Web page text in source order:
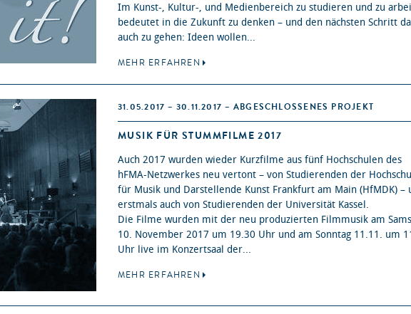
Im Kunst-, Kultur-, und Medienbereich zu studieren und zu
bedeutet in die Zukunft zu denken – und den nächsten Schritt
auch zu gehen: Ideen wollen...
MEHR ERFAHREN
31.05.2017 – 30.11.2017 – ABGESCHLOSSENES PROJEKT
MUSIK FÜR STUMMFILME 2017
Auch 2017 wurden wieder Kurzfilme aus fünf Hochschulen des
hFMA-Netzwerkes neu vertont – von Studierenden der
für Musik und Darstellende Kunst Frankfurt am Main (HfMDK) –
erstmals auch von Studierenden der Universität Kassel.
Die Filme wurden mit der neu produzierten Filmmusik am
10. November 2017 um 19.30 Uhr und am Sonntag 11.11. um
Uhr live im Konzertsaal der...
MEHR ERFAHREN